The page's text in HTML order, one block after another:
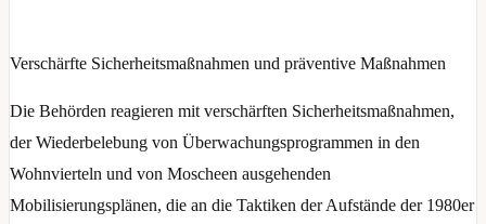
Verschärfte Sicherheitsmaßnahmen und präventive Maßnahmen
Die Behörden reagieren mit verschärften Sicherheitsmaßnahmen,
der Wiederbelebung von Überwachungsprogrammen in den
Wohnvierteln und von Moscheen ausgehenden
Mobilisierungsplänen, die an die Taktiken der Aufstände der 1980er